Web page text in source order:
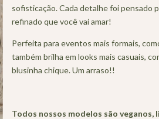
sofisticação. Cada detalhe foi pensado
refinado que você vai amar!
Perfeita para eventos mais formais,
também brilha em looks mais casuais,
blusinha chique. Um arraso!!
Todos nossos modelos são veganos,